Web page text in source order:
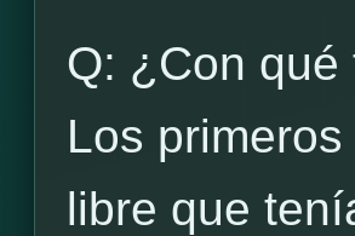
Q: ¿Con
Los
libre que